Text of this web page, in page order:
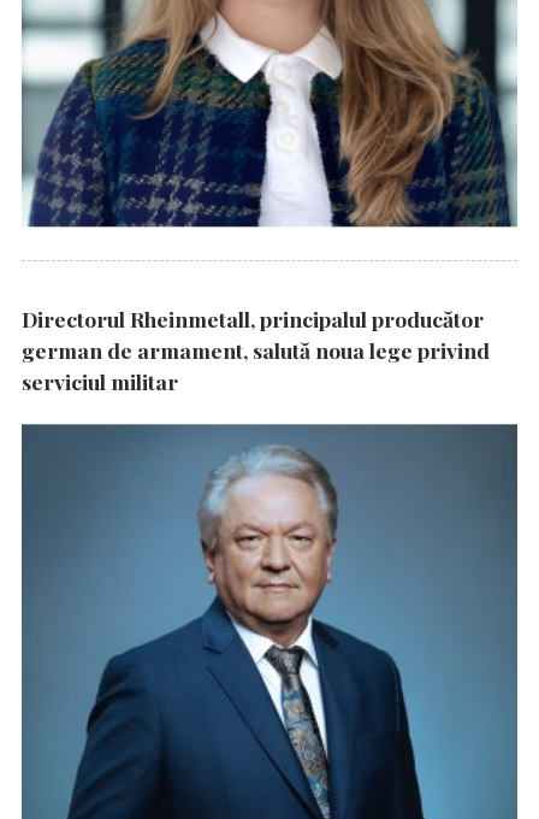
Directorul Rheinmetall, principalul producător
german de armament, salută noua lege privind
serviciul militar